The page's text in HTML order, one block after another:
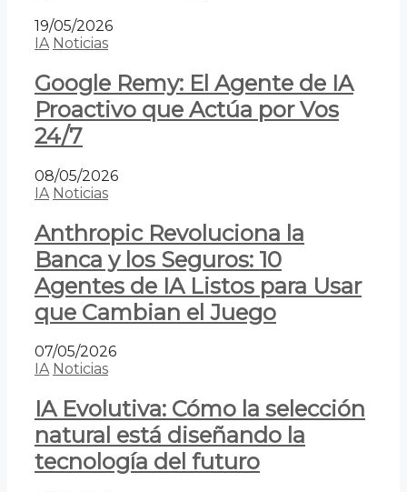
19/05/2026
IA Noticias
Google Remy: El Agente de IA
Proactivo que Actúa por Vos
24/7
08/05/2026
IA Noticias
Anthropic Revoluciona la
Banca y los Seguros: 10
Agentes de IA Listos para Usar
que Cambian el Juego
07/05/2026
IA Noticias
IA Evolutiva: Cómo la selección
natural está diseñando la
tecnología del futuro